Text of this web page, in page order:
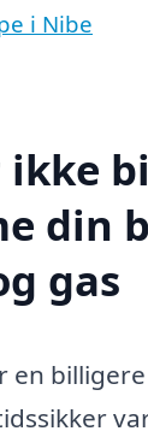
i Nibe
ikke
din
gas
en